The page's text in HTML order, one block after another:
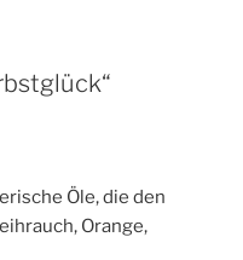
Öle, die den
Orange,